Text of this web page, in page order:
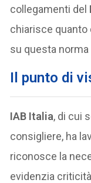
collegamenti del
chiarisce quanto
su questa norma
Il punto di
IAB Italia, di cui
consigliere, ha
riconosce la
evidenzia